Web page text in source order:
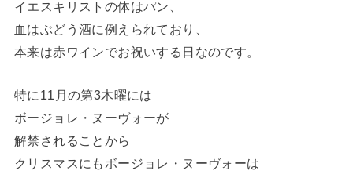
イエスキリストの体はパン、
血はぶどう酒に例えられており、
本来は赤ワインでお祝いする日なのです。
特に11月の第3木曜には
ボージョレ・ヌーヴォーが
解禁されることから
クリスマスにもボージョレ・ヌーヴォーは